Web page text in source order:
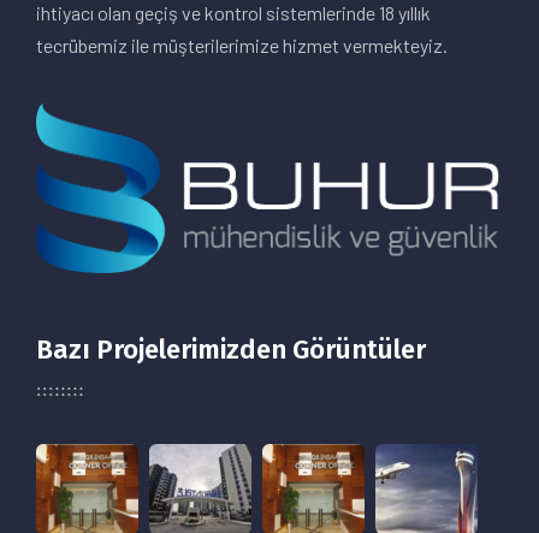
ihtiyacı olan geçiş ve kontrol sistemlerinde 18 yıllık
tecrübemiz ile müşterilerimize hizmet vermekteyiz.
Bazı Projelerimizden Görüntüler